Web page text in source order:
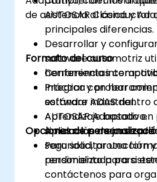
de asistencia al conductor
AUTOSAR Clásica y
principales diferencias.
Desarrollar y
software automotriz
herramientas
Integrar y probar
software ADAS dentro
AUTOSAR Adaptativo.
Aplicar las mejores
seguridad, protección
rendimiento para
Formato del curso
Conferencia
Práctica con
estándar industrial.
Aprendizaje basado
simulación de casos
Opciones de
Para solicitar una
personalizada para
contáctenos para